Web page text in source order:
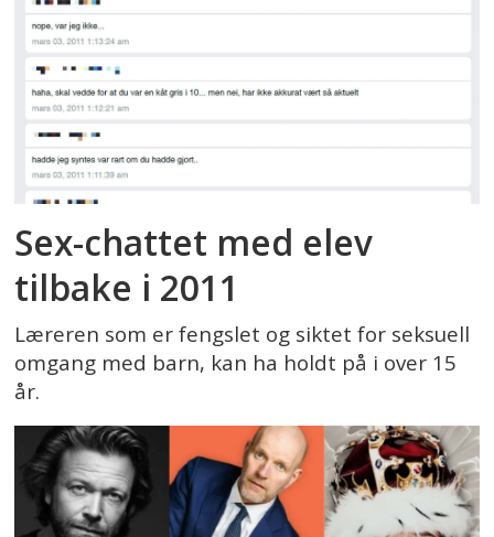
Sex-chattet med elev
tilbake i 2011
Læreren som er fengslet og siktet for seksuell
omgang med barn, kan ha holdt på i over 15
år.